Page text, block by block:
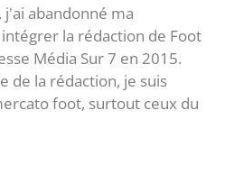
abandonné ma
la rédaction de Foot
Média Sur 7 en 2015.
de la rédaction, je suis
foot, surtout ceux du